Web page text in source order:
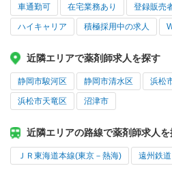
車通勤可 在宅業務あり 登録販売
ハイキャリア 積極採用中の求人
近隣エリアで薬剤師求人を探す
静岡市駿河区 静岡市清水区 浜松
浜松市天竜区 沼津市
近隣エリアの路線で薬剤師求人を
ＪＲ東海道本線(東京－熱海) 遠州鉄道